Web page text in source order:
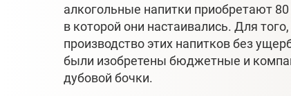
алкогольные напитки приобретают 80
в которой они настаивались. Для
производство этих напитков без
были изобретены бюджетные и
дубовой бочки.